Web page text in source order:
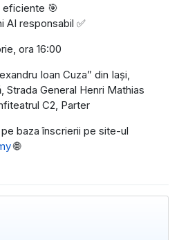
eficiente 🎯
AI responsabil ✅
ora 16:00
Ioan Cuza” din Iași,
General Henri Mathias
C2, Parter
baza înscrierii pe site-ul
🌐